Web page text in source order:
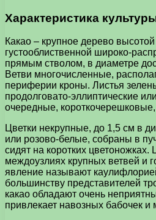
Характеристика
Какао – крупное дерево
густооблиственной широко-
прямым стволом, в диаметре
Ветви многочисленные,
периферии кроны. Листья
продолговато-эллиптические
очередные,
Цветки некрупные, до 1,5 см в
или розово-белые, собраны в
сидят на коротких цветоножках.
междоузлиях крупных ветвей и
явление называют
большинству представителей
какао обладают очень
привлекает навозных бабочек и